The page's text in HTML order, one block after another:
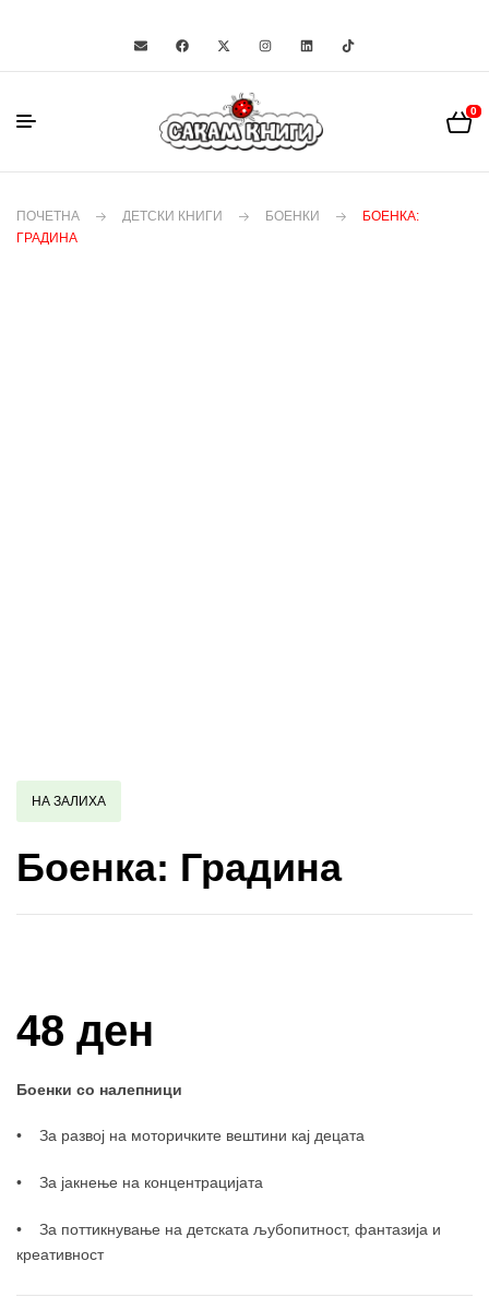
0
ПОЧЕТНА ДЕТСКИ КНИГИ БОЕНКИ
БОЕНКА:
ГРАДИНА
НА ЗАЛИХА
Боенка: Градина
48 ден
Боенки со налепници
• За развој на моторичките вештини кај децата
• За јакнење на концентрацијата
• За поттикнување на детската љубопитност, фантазија и
креативност